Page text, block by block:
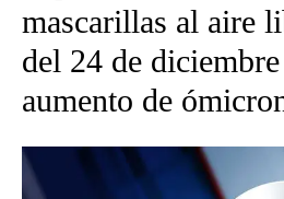
mascarillas al aire
del 24 de
aumento de